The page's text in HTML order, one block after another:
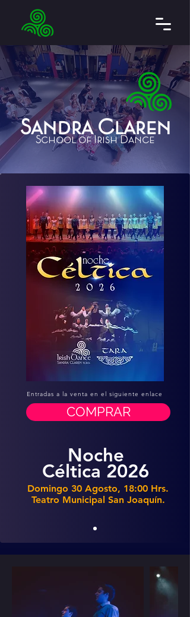
Sandra Claren
School of Irish Dance
Entradas a la venta en el siguiente enlace
COMPRAR
Noche
Céltica 2026
Domingo 30 Agosto, 18:00 Hrs.
Teatro Municipal San Joaquín.